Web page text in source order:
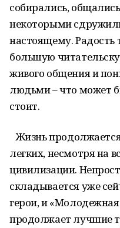
собирались,
некоторыми
настоящему. Радость
большую
живого общения и
людьми – что может
стоит.
Жизнь
легких, несмотря на
цивилизации.
складывается уже
герои, и
продолжает лучшие